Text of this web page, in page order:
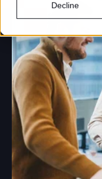
Decline
Wat is
Aanmelden voor
VOOR MEDEWERKERS
Gecertificeerde
TEST
Is jouw
work?
Diensten
Certificering
Best Workplaces
Culture Coaching
Best Workplaces™
ZO WERKT HET
Hoe werkt het?
Aanmelden
LIJSTEN
Best Workplaces™
Inspiratie
Agenda
Blog
Over ons
Ons verhaal